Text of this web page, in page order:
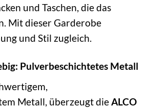
und Taschen, die das
Mit dieser Garderobe
und Stil zugleich.
Pulverbeschichtetes Metall
Metall, überzeugt die ALCO